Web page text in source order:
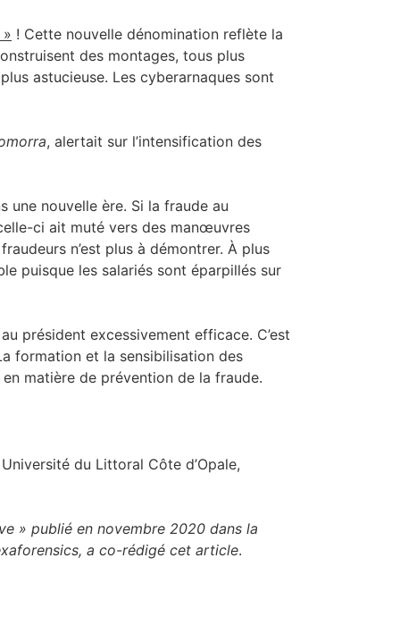
! Cette nouvelle dénomination reflète la
des montages, tous plus
astucieuse. Les cyberarnaques sont
, alertait sur l’intensification des
nouvelle ère. Si la fraude au
ci ait muté vers des manœuvres
n’est plus à démontrer. À plus
puisque les salariés sont éparpillés sur
président excessivement efficace. C’est
formation et la sensibilisation des
matière de prévention de la fraude.
du Littoral Côte d’Opale,
» publié en novembre 2020 dans la
a co-rédigé cet article.